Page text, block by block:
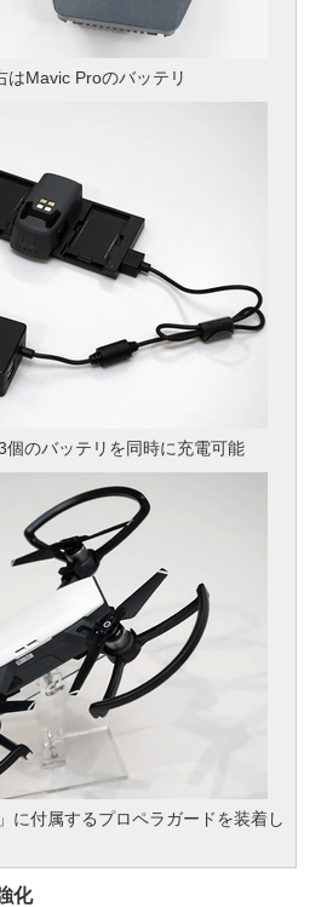
はMavic Proのバッテリ
個のバッテリを同時に充電可能
に付属するプロペラガードを装着し
化